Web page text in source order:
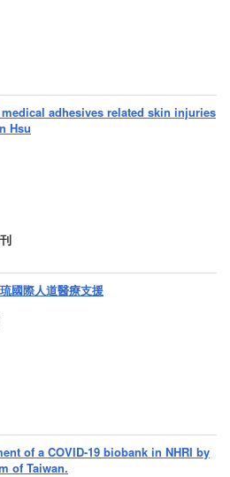
adhesives related skin injuries
Hsu
國際人道醫療支援
of a COVID-19 biobank in NHRI by
of Taiwan.